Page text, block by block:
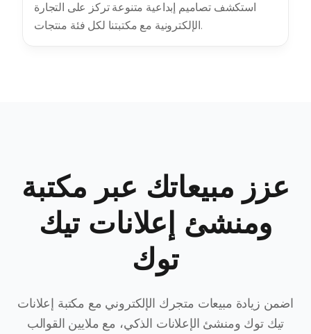
استكشف تصاميم إبداعية متنوعة تركز على التجارة
الإلكترونية مع مكتبتنا لكل فئة منتجات.
عزز مبيعاتك عبر مكتبة
ومنشئ إعلانات تيك
توك
اضمن زيادة مبيعات متجرك الإلكتروني مع مكتبة إعلانات
تيك توك ومنشئ الإعلانات الذكي، مع ملايين القوالب